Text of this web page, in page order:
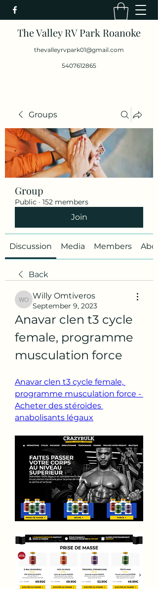
The Valley RV Park Roanoke
thevalleyrvpark01@gmail.com
5407612865
Groups
Group
Public · 152 members
Join
Discussion Media Members
Back
Willy Omtiveros
Willy Omtiveros
September 9, 2023
Anavar clen t3 cycle
female, programme
musculation force
Anavar clen t3 cycle female,
programme musculation force -
Acheter des stéroïdes
anabolisants légaux